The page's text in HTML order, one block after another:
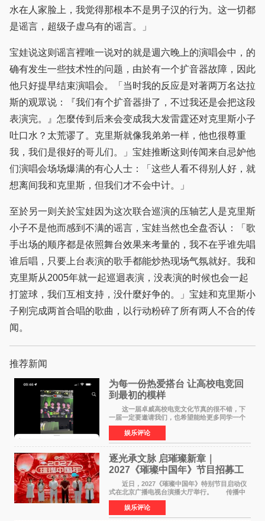
水在人家脸上，我觉得那根本不是男子汉的行为。这一切都
是谣言，超级子虚乌有的谣言。」
宝娃说这则谣言裡唯一说对的就是週六晚上的演唱会中，的
确有发生一些技术性的问题，由於有一个扩音器故障，因此
他只好提早结束演唱会。「当时我的反应是对著两万名达拉
斯的观眾说：『我们有个扩音器掛了，不过我还是会把这段
表演完。』怎麼传到后来会变成我大发雷霆还对克里斯小子
吐口水？太荒谬了。克里斯就像我弟弟一样，他也很尊重
我，我们是很好的哥儿们。」宝娃推断这则传闻来自忌妒他
们演唱会场场爆满的有心人士：「这些人看不得别人好，就
想离间我和克里斯，但我们才不会中计。」
至於另一则关於宝娃因为这次联合巡演的压轴艺人是克里斯
小子不是他而感到不满的谣言，宝娃当然也全盘否认：「歌
手出场的顺序都是依照舞台效果来考量的，我不在乎谁先唱
谁后唱，只要上台表演的歌手都能炒热现场气氛就好。我和
克里斯从2005年就一起巡迴表演，没表演的时候也会一起
打篮球，我们互相支持，没什麼好争的。」宝娃和克里斯小
子刚完成两首合唱的歌曲，以行动粉碎了所有两人不合的传
闻。
推荐新闻
为每一份热爱搭台 让高校电竞回
到最初的模样
这一届卓威高校电竞文化节真的很不错，下
一届一定要邀请我们，也希望能给更多同学一个
来到现场的机会。 2026卓威高校电竞文化节
已经落下帷幕，在活动结束后，仍有不少高校电
竞社负责人和现
娱乐评论
逐光承文脉 启璀璨新章｜
2027《璀璨中国年》节目招募工
作圆满启动
近日，2027《璀璨中国年》特别节目启动仪
式在北京广播电视台演播大厅举行。 传播中
华优秀传统文化，弘扬纯正国风艺术，打造高规
格、高质感、正能量的文艺盛典，是璀璨中国年
矢志不渝的初心
娱乐评论